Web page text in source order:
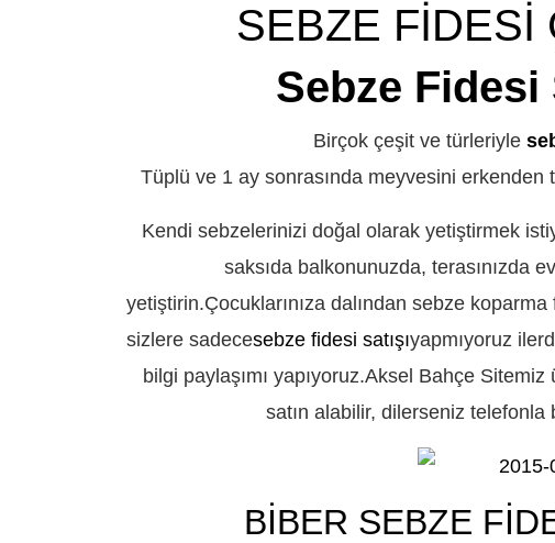
SEBZE FİDESİ
Sebze Fidesi
Birçok çeşit ve türleriyle
Tüplü ve 1 ay sonrasında meyvesini
Kendi sebzelerinizi doğal olarak yetiştirmek
saksıda balkonunuzda, terasınızda
yetiştirin.Çocuklarınıza dalından sebze koparma
sizlere sadecesebze fidesi satışıyapmıyoruz
bilgi paylaşımı yapıyoruz.Aksel Bahçe
satın alabilir, dilerseniz telefonla
BİBER SEBZE